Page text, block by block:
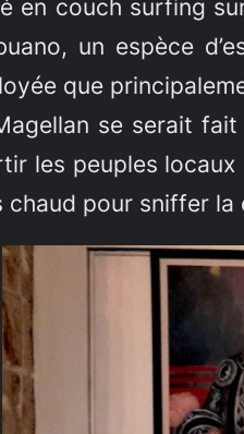
en couch surfing
un espèce
que
se serait
les peuples
chaud pour sniffer